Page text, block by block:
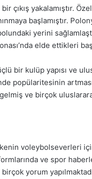
çıkış yakalamıştır.
başlamıştır.
yerini
elde ettikleri
bir kulüp yapısı ve
popülaritesinin
ve birçok
voleybolseverleri
ve spor
yorum